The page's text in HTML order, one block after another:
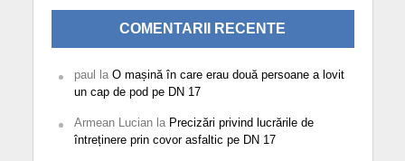
COMENTARII RECENTE
paul la O mașină în care erau două persoane a lovit
un cap de pod pe DN 17
Armean Lucianla Precizări privind lucrările de
întreținere prin covor asfaltic pe DN 17